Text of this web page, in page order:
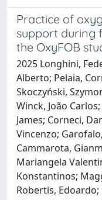
Practice of
support during
the OxyFOB
2025 Longhini,
Alberto; Pelaia,
Skoczyński,
Winck, João
James; Corneci,
Vincenzo;
Cammarota,
Mariangela
Konstantinos;
Robertis,